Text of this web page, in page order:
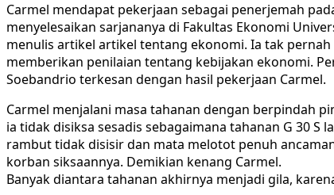
Carmel mendapat pekerjaan sebagai penerjemah
menyelesaikan sarjananya di Fakultas Ekonomi
menulis artikel artikel tentang ekonomi. Ia tak
memberikan penilaian tentang kebijakan ekonomi.
Soebandrio terkesan dengan hasil pekerjaan Carmel.
Carmel menjalani masa tahanan dengan berpindah
ia tidak disiksa sesadis sebagaimana tahanan G 30
rambut tidak disisir dan mata melotot penuh
korban siksaannya. Demikian kenang Carmel.
Banyak diantara tahanan akhirnya menjadi gila,